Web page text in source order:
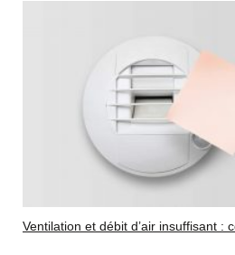
Ventilation et débit d’air insuffisant :